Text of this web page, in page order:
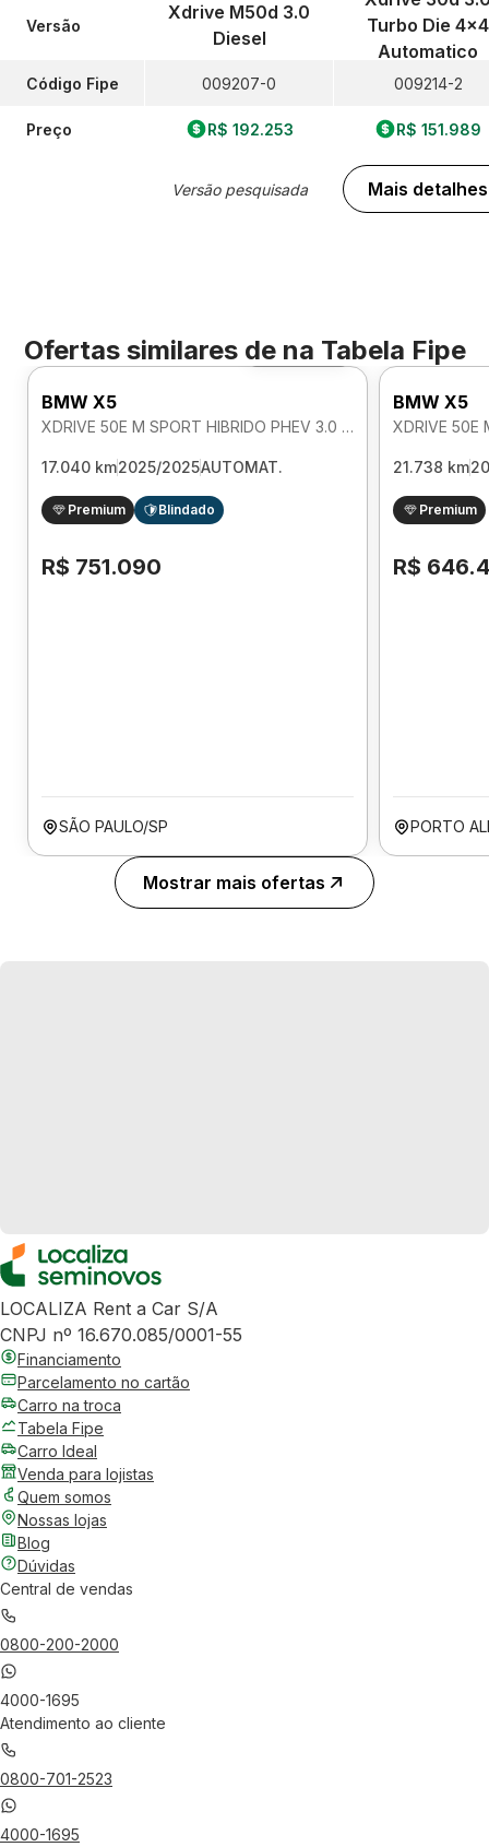
Versão
Código Fipe
Preço
Xdrive M50d 3.0
Diesel
009207-0
R$ 192.253
Versão pesquisada
Turbo Die 4x4
Automatico
009214-2
R$ 151.989
Mais detalhes
Ofertas similares de na Tabela Fipe
Foto 360º
BMW X5
XDRIVE 50E M SPORT HIBRIDO PHEV 3.0 AUTOMATICO
17.040 km2025/2025AUTOMAT.
Premium Blindado
R$ 751.090
SÃO PAULO/SP
BMW X5
21.738 km
Premium
R$
PORTO
Mostrar mais ofertas
LOCALIZA Rent a Car S/A
CNPJ nº 16.670.085/0001-55
Financiamento
Parcelamento no cartão
Carro na troca
Tabela Fipe
Carro Ideal
Venda para lojistas
Quem somos
Nossas lojas
Blog
Dúvidas
Central de vendas
0800-200-2000
4000-1695
Atendimento ao cliente
0800-701-2523
4000-1695